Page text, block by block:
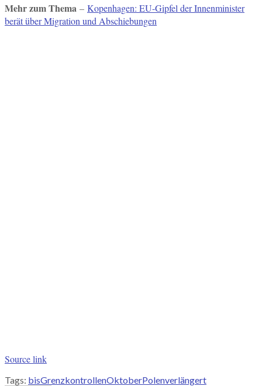
Mehr zum Thema – Kopenhagen: EU-Gipfel der Innenminister
berät über Migration und Abschiebungen
Source link
Tags: bisGrenzkontrollenOktoberPolenverlängert